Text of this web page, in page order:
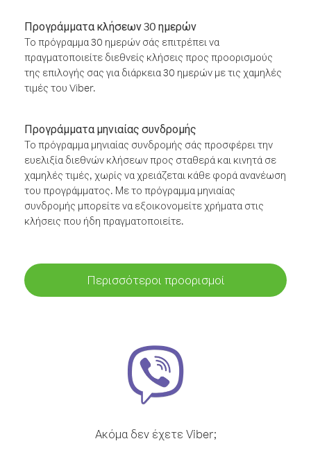
Προγράμματα κλήσεων 30 ημερών
Το πρόγραμμα 30 ημερών σάς επιτρέπει να
πραγματοποιείτε διεθνείς κλήσεις προς προορισμούς
της επιλογής σας για διάρκεια 30 ημερών με τις χαμηλές
τιμές του Viber.
Προγράμματα μηνιαίας συνδρομής
Το πρόγραμμα μηνιαίας συνδρομής σάς προσφέρει την
ευελιξία διεθνών κλήσεων προς σταθερά και κινητά σε
χαμηλές τιμές, χωρίς να χρειάζεται κάθε φορά ανανέωση
του προγράμματος. Με το πρόγραμμα μηνιαίας
συνδρομής μπορείτε να εξοικονομείτε χρήματα στις
κλήσεις που ήδη πραγματοποιείτε.
Περισσότεροι προορισμοί
Ακόμα δεν έχετε Viber;